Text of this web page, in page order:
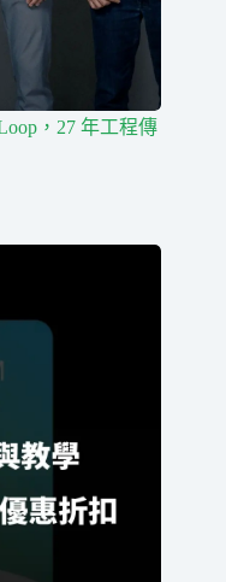
，27 年工程傳